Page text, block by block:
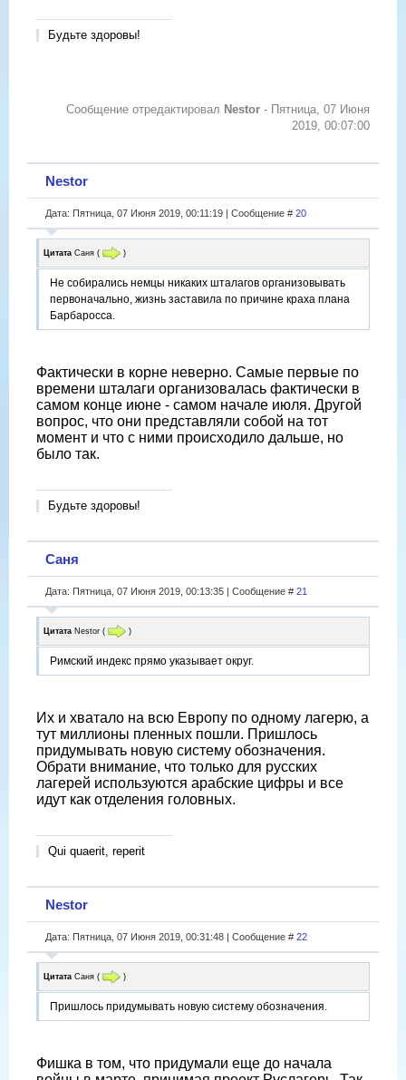
Будьте здоровы!
Сообщение отредактировал Nestor - Пятница, 07 Июня
2019, 00:07:00
Nestor
Дата: Пятница, 07 Июня 2019, 00:11:19 | Сообщение # 20
Цитата Саня ( )
Не собирались немцы никаких шталагов организовывать
первоначально, жизнь заставила по причине краха плана
Барбаросса.
Фактически в корне неверно. Самые первые по
времени шталаги организовалась фактически в
самом конце июне - самом начале июля. Другой
вопрос, что они представляли собой на тот
момент и что с ними происходило дальше, но
было так.
Будьте здоровы!
Саня
Дата: Пятница, 07 Июня 2019, 00:13:35 | Сообщение # 21
Цитата Nestor ( )
Римский индекс прямо указывает округ.
Их и хватало на всю Европу по одному лагерю, а
тут миллионы пленных пошли. Пришлось
придумывать новую систему обозначения.
Обрати внимание, что только для русских
лагерей используются арабские цифры и все
идут как отделения головных.
Qui quaerit, reperit
Nestor
Дата: Пятница, 07 Июня 2019, 00:31:48 | Сообщение # 22
Цитата Саня ( )
Пришлось придумывать новую систему обозначения.
Фишка в том, что придумали еще до начала